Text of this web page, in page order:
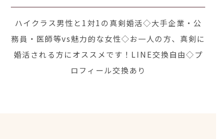
ハイクラス男性と1対1の真剣婚活◇大手企業・公
務員・医師等vs魅力的な女性◇お一人の方、真剣に
婚活される方にオススメです！LINE交換自由◇プ
ロフィール交換あり